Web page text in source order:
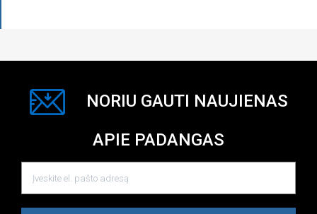
NORIU GAUTI NAUJIENAS
APIE PADANGAS